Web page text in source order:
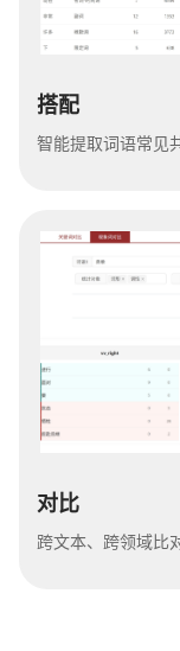
搭配
智能提取词语常见
对比
跨文本、跨领域比